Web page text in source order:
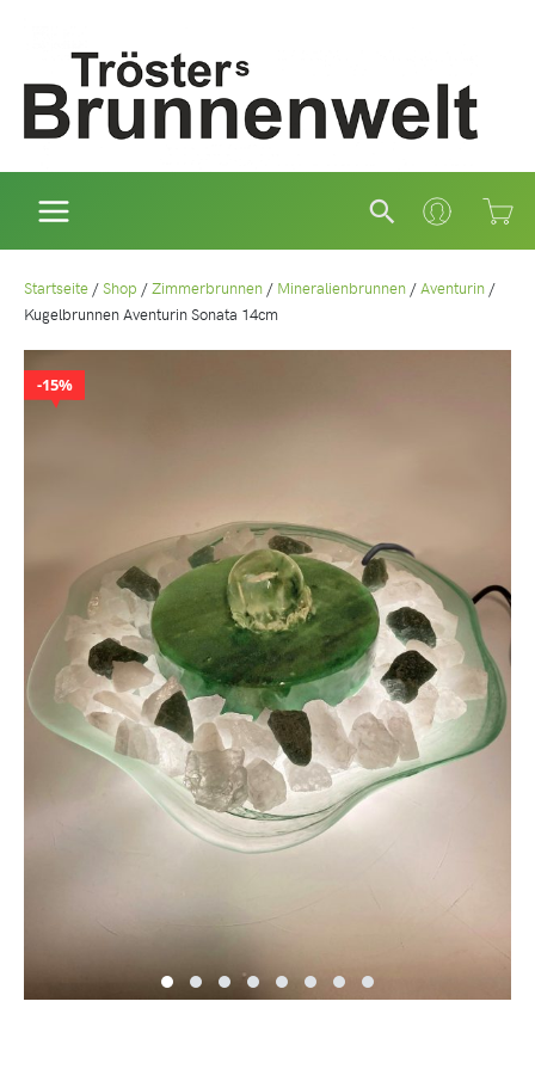
Suchen
Startseite /Shop /Zimmerbrunnen / Mineralienbrunnen /Aventurin /
Kugelbrunnen Aventurin Sonata 14cm
15%